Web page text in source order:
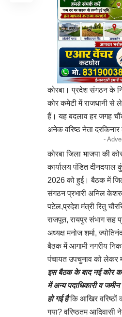
कोरबा। प्रदेश संगठन के
कोर कमेटी में राजधानी से
हैं। यह बदलाव हर जगह
अनेक वरिष्ठ नेता दरकिनार
-
कोरबा जिला भाजपा की
कार्यालय पंडित दीनदयाल
2026 को हुई। बैठक में
संगठन प्रभारी अनिल
पटेल,प्रदेश मंत्री रितु
राजपूत, रायपुर संभाग सह
अध्यक्ष मनोज शर्मा,
बैठक में आगामी नगरीय
पंचायत उपचुनाव को लेकर
इस बैठक के बाद नई कोर
में अन्य पदाधिकारी व
हो गई हैकि आखिर वरिष्ठों
गया? वरिष्ठतम आदिवासी